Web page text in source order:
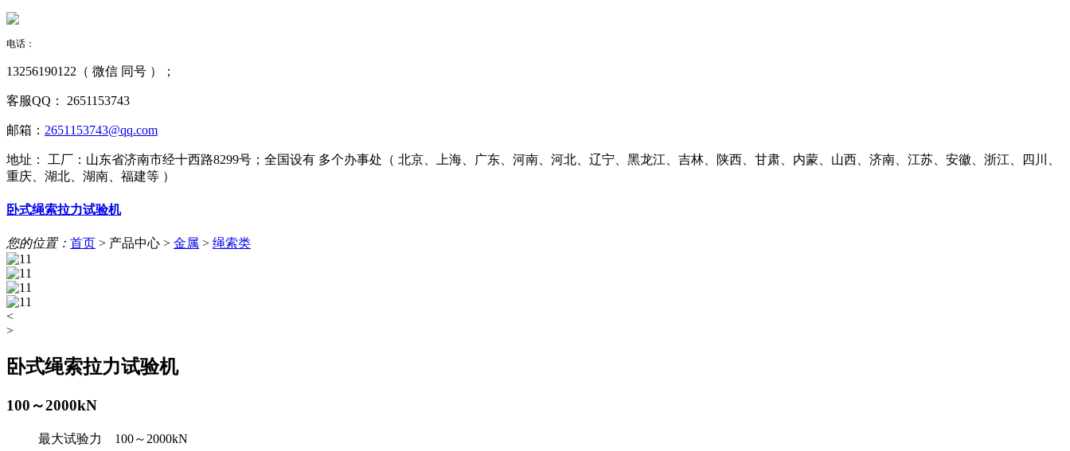
电话：
13256190122（ 微信 同号 ）；
客服QQ： 2651153743
邮箱： 2651153743@qq.com
地址：
工厂：山东省济南市经十西路8299号；全国设有 多个办事处（ 北京、上海、广东、河南、河北、辽宁、黑龙江、吉林、陕西、甘肃、内蒙、山西、济南、江苏、安徽、浙江、四川、
重庆、湖北、湖南、福建等 ）
卧式绳索拉力试验机
您的位置： 首页 > 产品中心 > 金属 > 绳索类
<
>
卧式绳索拉力试验机
100～2000kN
最大试验力 100～2000kN